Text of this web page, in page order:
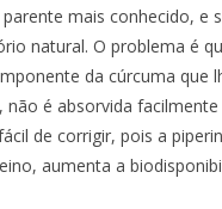
mais conhecido, e
natural. O problema é
da cúrcuma que
não é absorvida
de corrigir, pois a
aumenta a